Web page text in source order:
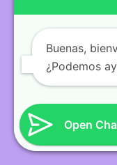
Buenas,
¿Podemos
Open